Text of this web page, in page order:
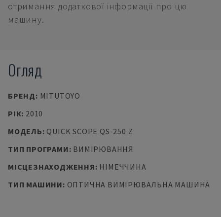
отримання додаткової інформації про цю
машину.
Огляд
БРЕНД: MITUTOYO
РІК: 2010
МОДЕЛЬ: QUICK SCOPE QS-250 Z
ТИП ПРОГРАМИ: ВИМІРЮВАННЯ
МІСЦЕЗНАХОДЖЕННЯ: НІМЕЧЧИНА
ТИП МАШИНИ: ОПТИЧНА ВИМІРЮВАЛЬНА МАШИНА